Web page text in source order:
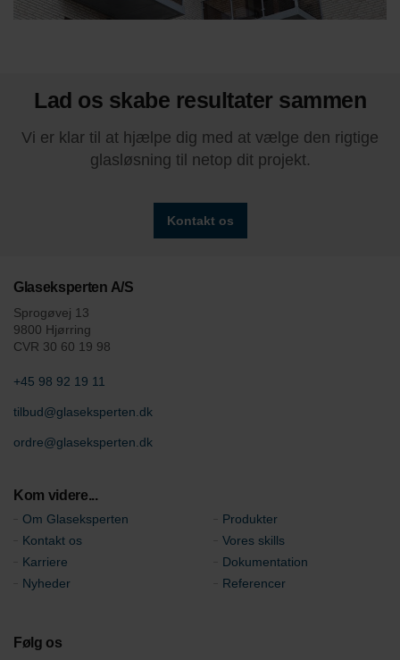
Lad os skabe resultater sammen
Vi er klar til at hjælpe dig med at vælge den rigtige
glasløsning til netop dit projekt.
Kontakt os
Glaseksperten A/S
Sprogøvej 13
9800 Hjørring
CVR 30 60 19 98
+45 98 92 19 11
tilbud@glaseksperten.dk
ordre@glaseksperten.dk
Kom videre...
Om Glaseksperten
Produkter
Kontakt os
Vores skills
Karriere
Dokumentation
Nyheder
Referencer
Følg os